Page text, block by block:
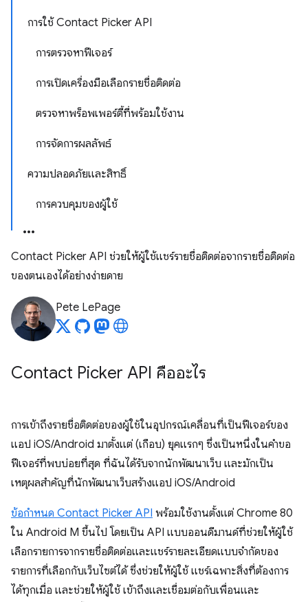
การใช้ Contact Picker API
การตรวจหาฟีเจอร์
การเปิดเครื่องมือเลือกรายชื่อติดต่อ
ตรวจหาพร็อพเพอร์ตี้ที่พร้อมใช้งาน
การจัดการผลลัพธ์
ความปลอดภัยและสิทธิ์
การควบคุมของผู้ใช้
Contact Picker API ช่วยให้ผู้ใช้แชร์รายชื่อติดต่อจากรายชื่อติดต่อ
ของตนเองได้อย่างง่ายดาย
Pete LePage
Contact Picker API คืออะไร
การเข้าถึงรายชื่อติดต่อของผู้ใช้ในอุปกรณ์เคลื่อนที่เป็นฟีเจอร์ของ
แอป iOS/Android มาตั้งแต่ (เกือบ) ยุคแรกๆ ซึ่งเป็นหนึ่งในคำขอ
ฟีเจอร์ที่พบบ่อยที่สุด ที่ฉันได้รับจากนักพัฒนาเว็บ และมักเป็น
เหตุผลสำคัญที่นักพัฒนาเว็บสร้างแอป iOS/Android
ข้อกำหนด Contact Picker API พร้อมใช้งานตั้งแต่ Chrome 80
ใน Android M ขึ้นไป โดยเป็น API แบบออนดีมานด์ที่ช่วยให้ผู้ใช้
เลือกรายการจากรายชื่อติดต่อและแชร์รายละเอียดแบบจำกัดของ
รายการที่เลือกกับเว็บไซต์ได้ ซึ่งช่วยให้ผู้ใช้ แชร์เฉพาะสิ่งที่ต้องการ
ได้ทุกเมื่อ และช่วยให้ผู้ใช้ เข้าถึงและเชื่อมต่อกับเพื่อนและ